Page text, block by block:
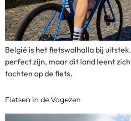
België is het fietswalhalla bij
perfect zijn, maar dit land leent
tochten op de fiets.
Fietsen in de Vogezen